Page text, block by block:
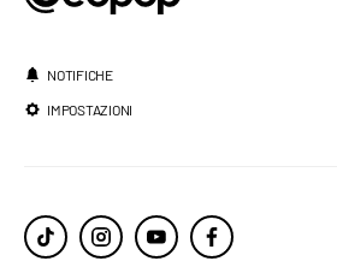
NOTIFICHE
IMPOSTAZIONI